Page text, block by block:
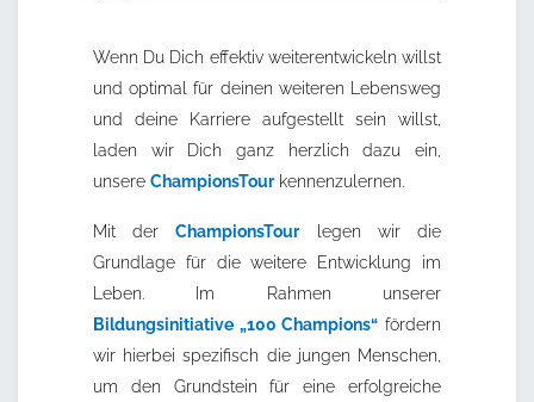
Wenn Du Dich effektiv weiterentwickeln willst
und optimal für deinen weiteren Lebensweg
und deine Karriere aufgestellt sein willst,
laden wir Dich ganz herzlich dazu ein,
unsere ChampionsTourkennenzulernen.
Mit derChampionsTourlegen wir die
Grundlage für die weitere Entwicklung im
Leben. Im Rahmen unserer
Bildungsinitiative „100 Champions“ fördern
wir hierbei spezifisch die jungen Menschen,
um den Grundstein für eine erfolgreiche